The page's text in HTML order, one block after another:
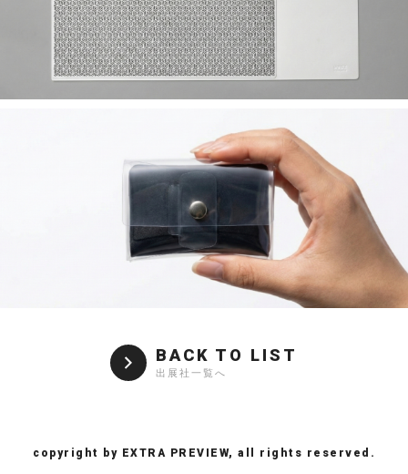
BACK TO LIST
出展社一覧へ
copyright by EXTRA PREVIEW, all rights reserved.